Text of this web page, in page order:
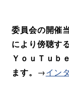
委員会の開催
により傍聴す
ＹｏｕＴｕｂ
ます。 →イン